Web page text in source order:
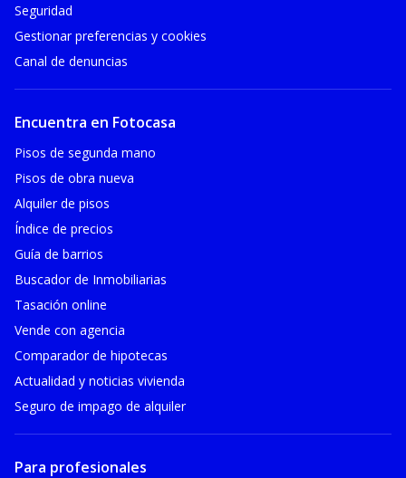
Seguridad
Gestionar preferencias y cookies
Canal de denuncias
Encuentra en Fotocasa
Pisos de segunda mano
Pisos de obra nueva
Alquiler de pisos
Índice de precios
Guía de barrios
Buscador de Inmobiliarias
Tasación online
Vende con agencia
Comparador de hipotecas
Actualidad y noticias vivienda
Seguro de impago de alquiler
Para profesionales